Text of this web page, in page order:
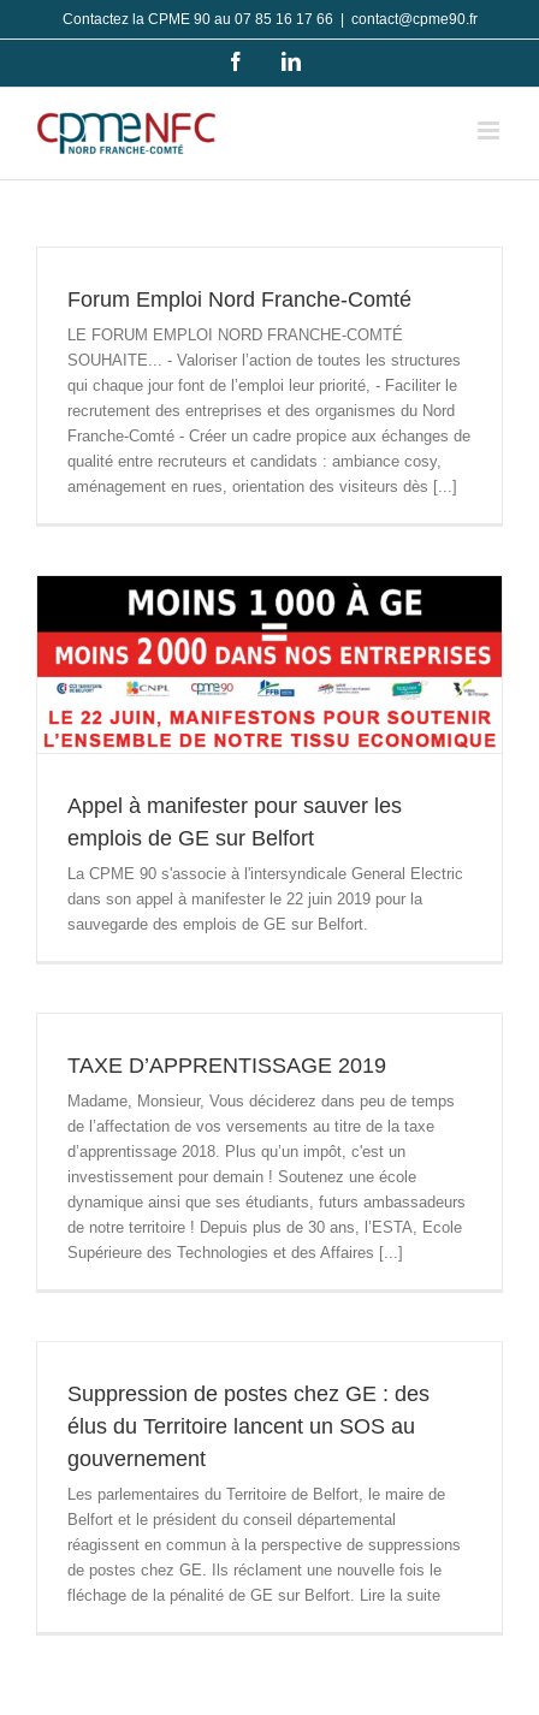
au
Contactez la CPME 90 au 07 85 16 17 66 contact@cpme90.fr
FacebookLinkedIn
Forum Emploi Nord Franche-Comté
LE FORUM EMPLOI NORD FRANCHE-COMTÉ
SOUHAITE... - Valoriser l’action de toutes les structures
qui chaque jour font de l’emploi leur priorité, - Faciliter le
recrutement des entreprises et des organismes du Nord
Franche-Comté - Créer un cadre propice aux échanges de
qualité entre recruteurs et candidats : ambiance cosy,
aménagement en rues, orientation des visiteurs dès [...]
Appel à manifester pour sauver les
emplois de GE sur Belfort
La CPME 90 s'associe à l'intersyndicale General Electric
dans son appel à manifester le 22 juin 2019 pour la
sauvegarde des emplois de GE sur Belfort.
TAXE D’APPRENTISSAGE 2019
Madame, Monsieur, Vous déciderez dans peu de temps
de l’affectation de vos versements au titre de la taxe
d’apprentissage 2018. Plus qu’un impôt, c'est un
investissement pour demain ! Soutenez une école
dynamique ainsi que ses étudiants, futurs ambassadeurs
de notre territoire ! Depuis plus de 30 ans, l’ESTA, Ecole
Supérieure des Technologies et des Affaires [...]
Suppression de postes chez GE : des
élus du Territoire lancent un SOS au
gouvernement
Les parlementaires du Territoire de Belfort, le maire de
Belfort et le président du conseil départemental
réagissent en commun à la perspective de suppressions
de postes chez GE. Ils réclament une nouvelle fois le
fléchage de la pénalité de GE sur Belfort. Lire la suite